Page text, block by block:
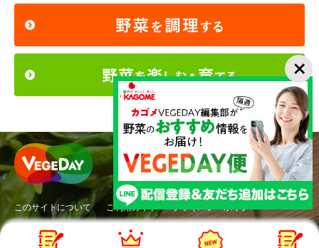
このサイトについて ご利用ガイド
ソーシャルメディアポリシー
Copyright©KAGOME CO.,Ltd. All rights reserved.